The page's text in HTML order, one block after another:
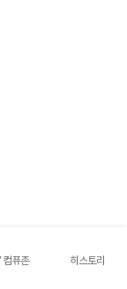
컴퓨존 히스토리